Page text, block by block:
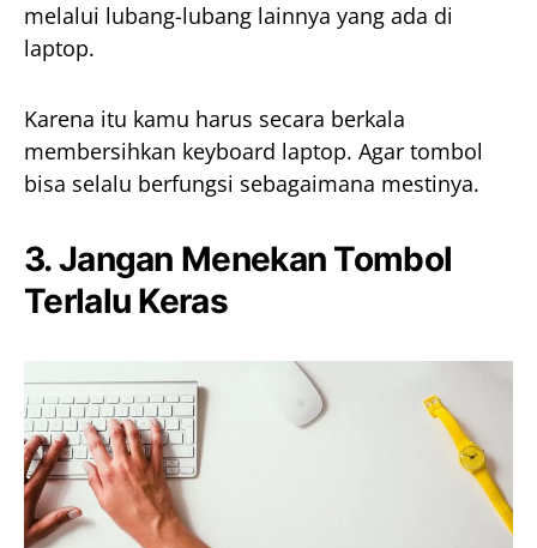
melalui lubang-lubang lainnya yang ada di
laptop.
Karena itu kamu harus secara berkala
membersihkan keyboard laptop. Agar tombol
bisa selalu berfungsi sebagaimana mestinya.
3. Jangan Menekan Tombol
Terlalu Keras